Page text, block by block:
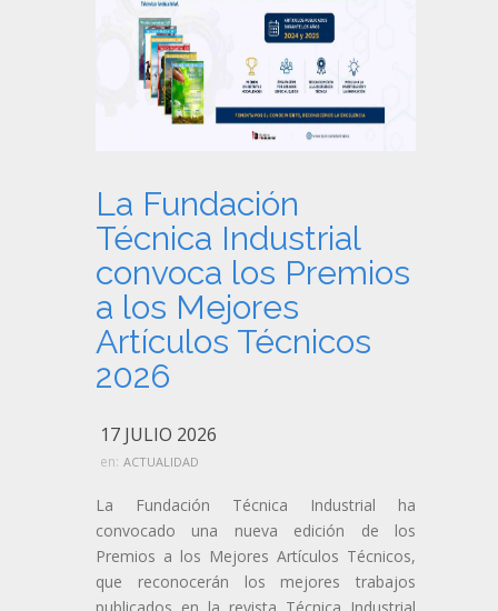
La Fundación
Técnica Industrial
convoca los Premios
a los Mejores
Artículos Técnicos
2026
17 JULIO 2026
en: ACTUALIDAD
La Fundación Técnica Industrial ha
convocado una nueva edición de los
Premios a los Mejores Artículos Técnicos,
que reconocerán los mejores trabajos